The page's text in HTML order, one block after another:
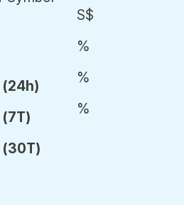
(24h)
(7T)
(30T)
S$
%
%
%